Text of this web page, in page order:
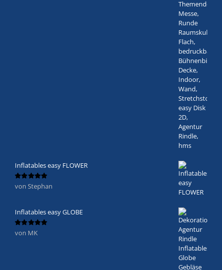
Inflatables easy FLOWER
Bewertet
von 5
von Stephan
Inflatables easy GLOBE
Bewertet
von MK